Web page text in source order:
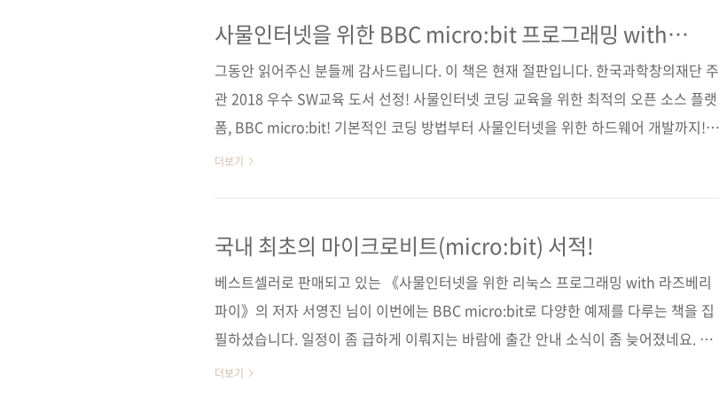
말로 어떻게 하면 쉽고 재미있게 코딩을 배울 수 있을까요? 코딩이 쉽고 재밌기나 한 것
마이크로비트》마이크로비트로 놀면서 배우..
사물인터넷을 위한 BBC micro:bit 프로그래밍 with
자바스크립트 블록 에디터
그동안 읽어주신 분들께 감사드립니다. 이 책은 현재 절판입니다. 한국과학창의재단 주
관 2018 우수 SW교육 도서 선정! 사물인터넷 코딩 교육을 위한 최적의 오픈 소스 플랫
폼, BBC micro:bit! 기본적인 코딩 방법부터 사물인터넷을 위한 하드웨어 개발까지!
출판사 제이펍 지은이 서영진 출판일 2017년 9월 21일 페이지 432쪽 판 형 46배판변
분 야 하드웨어 / 코딩 교육 관련 사이트 ■ micro:bit 공식 페이지 ■ 저자 운영 A/S 카
더보기
국내 최초의 마이크로비트(micro:bit) 서적!
베스트셀러로 판매되고 있는 《사물인터넷을 위한 리눅스 프로그래밍 with 라즈베리
파이》의 저자 서영진 님이 이번에는 BBC micro:bit로 다양한 예제를 다루는 책을 집
필하셨습니다. 일정이 좀 급하게 이뤄지는 바람에 출간 안내 소식이 좀 늦어졌네요. ㅠ
ㅠ 책은 이달 21일(목)에 출간될 예정입니다. 마이크로비트의 개발환경이 터치 디벨로
더보기